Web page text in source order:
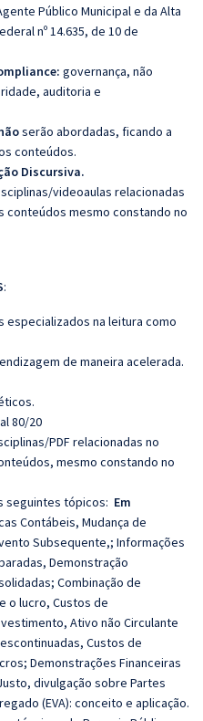
Público Municipal e da Alta
nº 14.635, de 10 de
governança, não
auditoria e
serão abordadas, ficando a
conteúdos.
Discursiva.
videoaulas relacionadas
conteúdos mesmo constando no
:
na leitura como
de maneira acelerada.
80/20
PDF relacionadas no
mesmo constando no
seguintes tópicos: Em
Contábeis, Mudança de
Subsequente,; Informações
Demonstração
Combinação de
o lucro, Custos de
Ativo não Circulante
Custos de
Demonstrações Financeiras
divulgação sobre Partes
(EVA): conceito e aplicação.